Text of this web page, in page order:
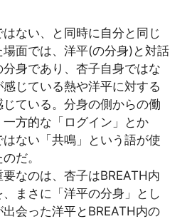
ない、と同時に自分と同じ
面では、洋平(の分身)と対話
身であり、杏子自身ではな
じている熱や洋平に対する
ている。分身の側からの働
方的な「ログイン」とか
はない「共鳴」という語が使
だ。
なのは、杏子はBREATH内
まさに「洋平の分身」とし
会った洋平とBREATH内の